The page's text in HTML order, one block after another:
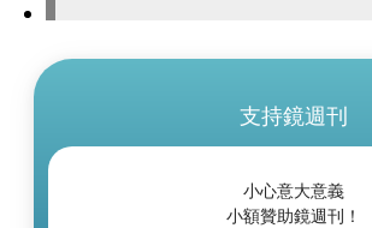
支持鏡週刊
小心意大意義
小額贊助鏡週刊！